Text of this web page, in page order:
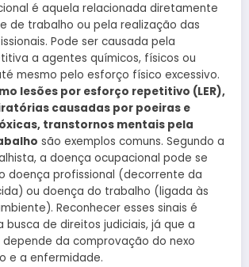
é aquela relacionada diretamente
de trabalho ou pela realização das
Pode ser causada pela
a agentes químicos, físicos ou
mesmo pelo esforço físico excessivo.
lesões por esforço repetitivo (LER),
causadas por poeiras e
transtornos mentais pela
são exemplos comuns. Segundo a
a doença ocupacional pode se
doença profissional (decorrente da
ou doença do trabalho (ligada às
Reconhecer esses sinais é
busca de direitos judiciais, já que a
da comprovação do nexo
e a enfermidade.